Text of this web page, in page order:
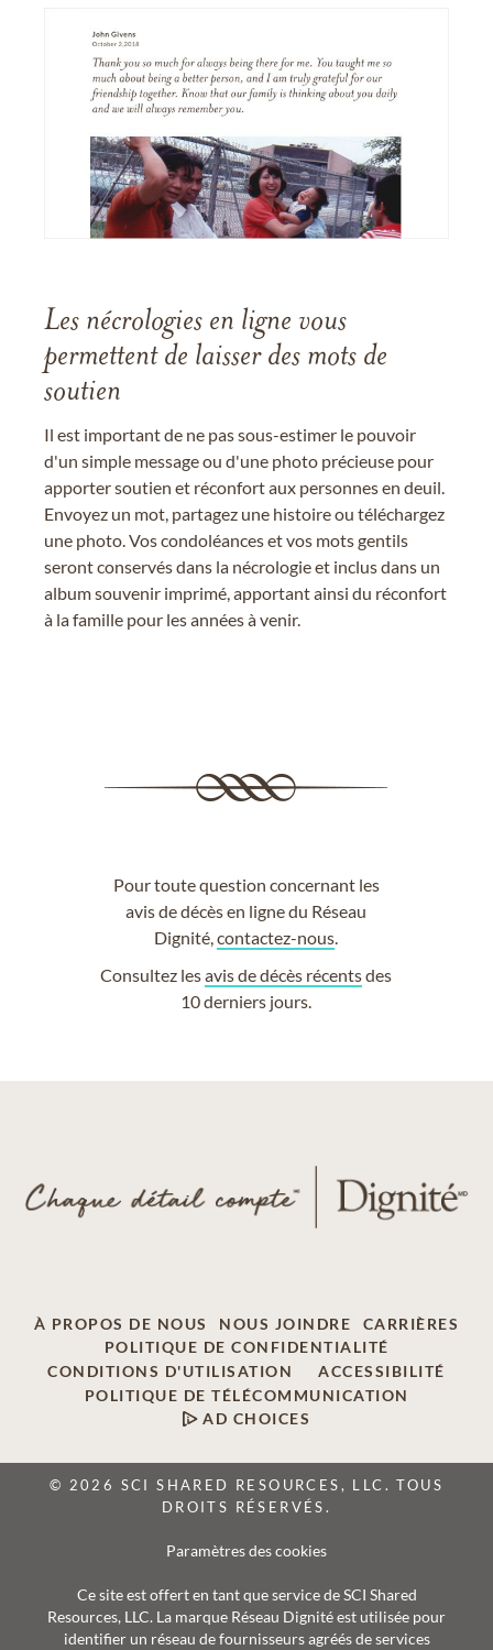
Les nécrologies en ligne vous
permettent de laisser des mots de
soutien
Il est important de ne pas sous-estimer le pouvoir
d'un simple message ou d'une photo précieuse pour
apporter soutien et réconfort aux personnes en deuil.
Envoyez un mot, partagez une histoire ou téléchargez
une photo. Vos condoléances et vos mots gentils
seront conservés dans la nécrologie et inclus dans un
album souvenir imprimé, apportant ainsi du réconfort
à la famille pour les années à venir.
Pour toute question concernant les
avis de décès en ligne du Réseau
Dignité,contactez-nous
Consultez lesavis de décès récentsdes
10 derniers jours.
À PROPOS DE NOUS NOUS JOINDRE
CARRIÈRES
POLITIQUE DE CONFIDENTIALITÉ
CONDITIONS D'UTILISATION
ACCESSIBILITÉ
POLITIQUE DE TÉLÉCOMMUNICATION
AD CHOICES
© 2026 SCI SHARED RESOURCES, LLC. TOUS
DROITS RÉSERVÉS.
Paramètres des cookies
Ce site est offert en tant que service de SCI Shared
Resources, LLC. La marque Réseau Dignité est utilisée pour
identifier un réseau de fournisseurs agréés de services